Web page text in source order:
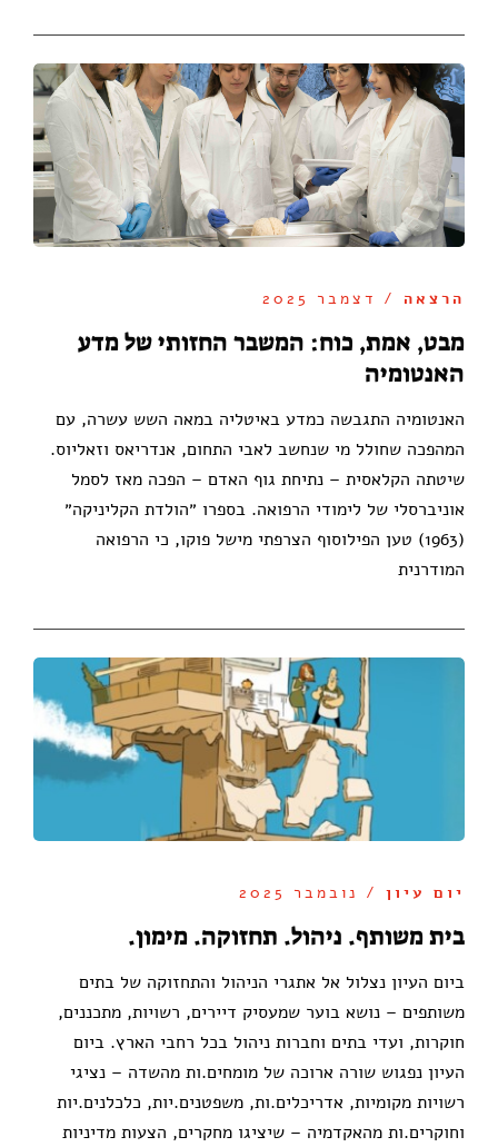
הרצאה / דצמבר 2025
מבט, אמת, כוח: המשבר החזותי של מדע
האנטומיה
האנטומיה התגבשה כמדע באיטליה במאה השש עשרה, עם
המהפכה שחולל מי שנחשב לאבי התחום, אנדריאס וזאליוס.
שיטתה הקלאסית – נתיחת גוף האדם – הפכה מאז לסמל
אוניברסלי של לימודי הרפואה. בספרו ״הולדת הקליניקה״
(1963) טען הפילוסוף הצרפתי מישל פוקו, כי הרפואה
המודרנית
יום עיון / נובמבר 2025
בית משותף. ניהול. תחזוקה. מימון.
ביום העיון נצלול אל אתגרי הניהול והתחזוקה של בתים
משותפים – נושא בוער שמעסיק דיירים, רשויות, מתכננים,
חוקרות, ועדי בתים וחברות ניהול בכל רחבי הארץ. ביום
העיון נפגוש שורה ארוכה של מומחים.ות מהשדה – נציגי
רשויות מקומיות, אדריכלים.ות, משפטנים.יות, כלכלנים.יות
וחוקרים.ות מהאקדמיה – שיציגו מחקרים, הצעות מדיניות